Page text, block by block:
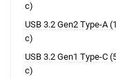
с)
USB 3.2 Gen2 Type-A
с)
USB 3.2 Gen1 Type-C
с)